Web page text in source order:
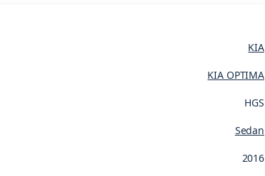
KIA
KIA OPTIMA
HGS
Sedan
2016